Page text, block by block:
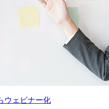
ウェビナー化